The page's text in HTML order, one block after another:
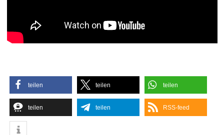
teilen teilen teilen
teilen teilen RSS-feed